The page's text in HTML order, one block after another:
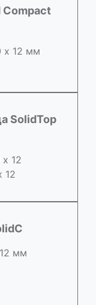
Compact
х 12 мм
SolidTop
12
12
мм